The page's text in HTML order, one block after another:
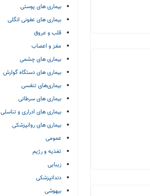
بیماری های پوستی
بیماری های عفونی انگلی
قلب و عروق
مغز و اعصاب
بیماری های چشمی
بیماری های دستگاه گوارش
بیماری‌های تنفسی
بیماری های سرطانی
بیماری های ادراری و تناسلی
بیماری های روانپزشکی
عمومی
تغذیه و رژیم
زیبایی
دندانپزشکی
بیهوشی